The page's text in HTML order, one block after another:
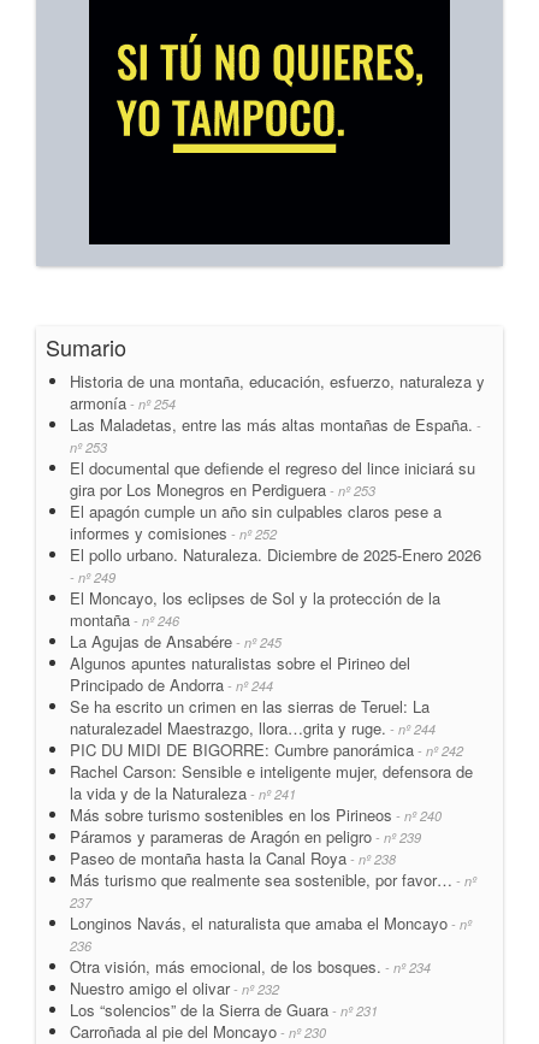
Sumario
Historia de una montaña, educación, esfuerzo, naturaleza y
armonía - nº 254
Las Maladetas, entre las más altas montañas de España. -
nº 253
El documental que defiende el regreso del lince iniciará su
gira por Los Monegros en Perdiguera - nº 253
El apagón cumple un año sin culpables claros pese a
informes y comisiones - nº 252
El pollo urbano. Naturaleza. Diciembre de 2025-Enero 2026
- nº 249
El Moncayo, los eclipses de Sol y la protección de la
montaña - nº 246
La Agujas de Ansabére - nº 245
Algunos apuntes naturalistas sobre el Pirineo del
Principado de Andorra - nº 244
Se ha escrito un crimen en las sierras de Teruel: La
naturalezadel Maestrazgo, llora…grita y ruge. - nº 244
PIC DU MIDI DE BIGORRE: Cumbre panorámica - nº 242
Rachel Carson: Sensible e inteligente mujer, defensora de
la vida y de la Naturaleza - nº 241
Más sobre turismo sostenibles en los Pirineos - nº 240
Páramos y parameras de Aragón en peligro - nº 239
Paseo de montaña hasta la Canal Roya - nº 238
Más turismo que realmente sea sostenible, por favor… - nº
237
Longinos Navás, el naturalista que amaba el Moncayo - nº
236
Otra visión, más emocional, de los bosques. - nº 234
Nuestro amigo el olivar- nº 232
Los “solencios” de la Sierra de Guara - nº 231
Carroñada al pie del Moncayo - nº 230